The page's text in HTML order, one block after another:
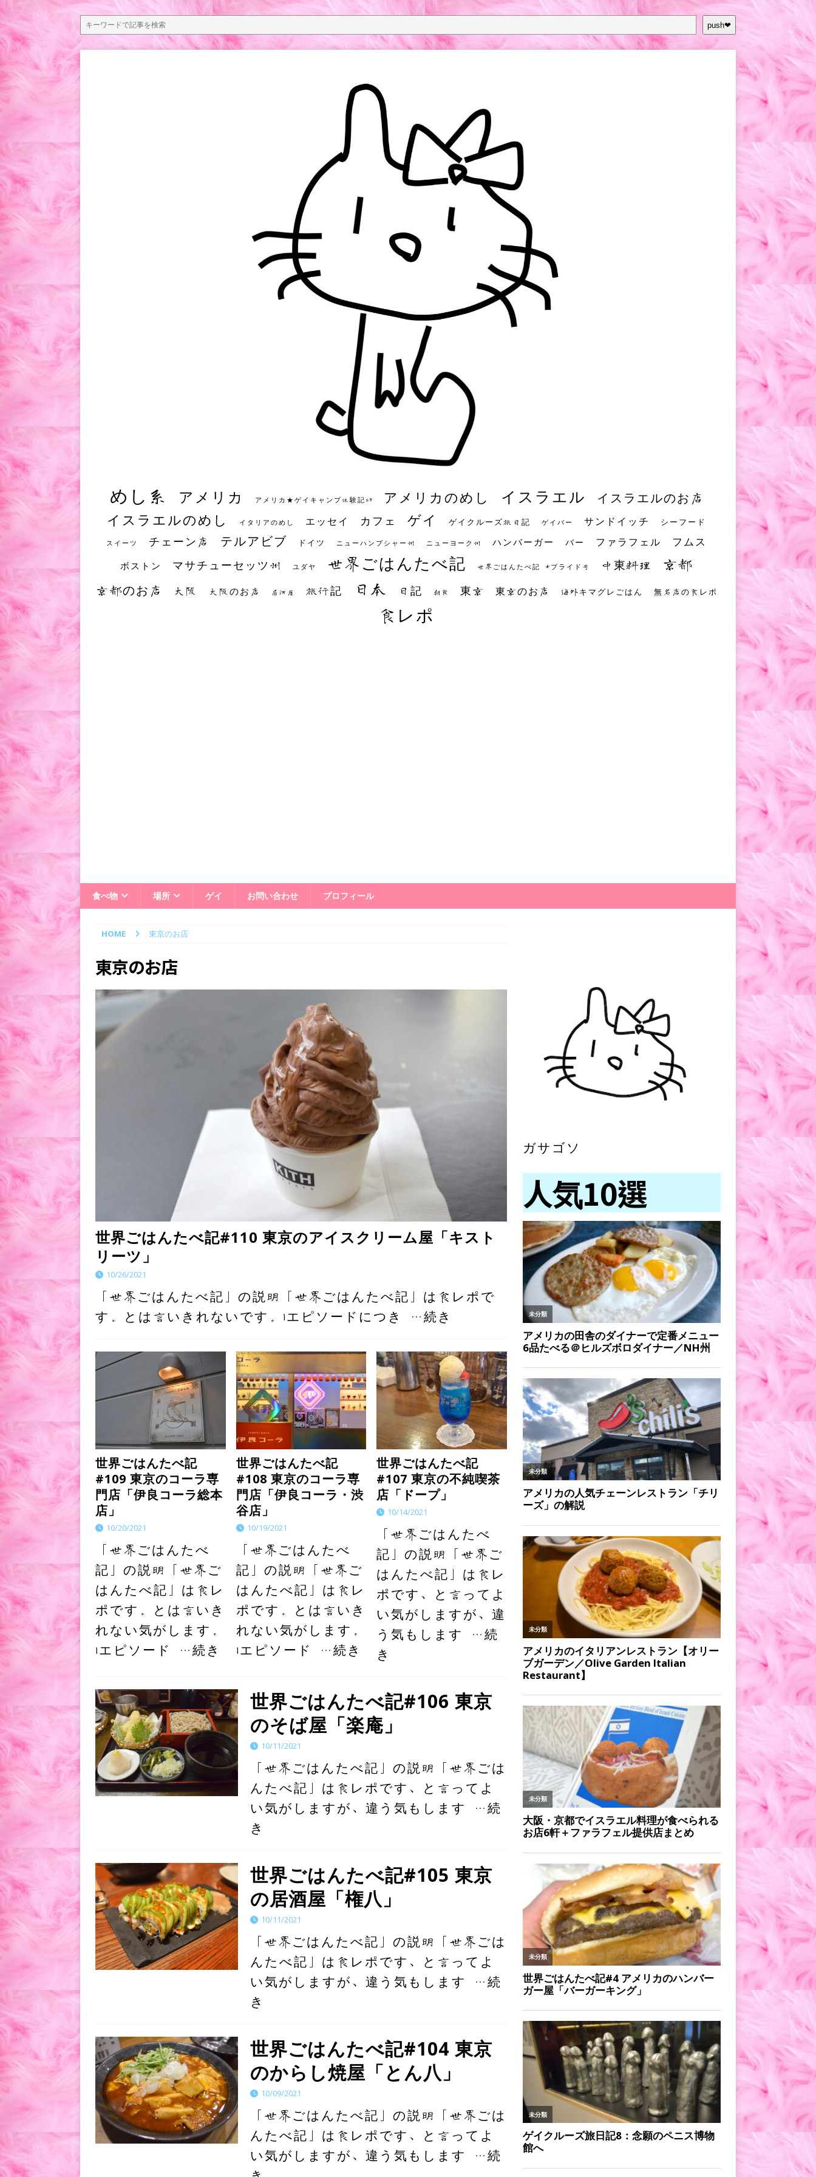
push❤︎
めし系 アメリカ アメリカ★ゲイキャンプ体験記S3 アメリカのめし イスラエル イスラエルのお店
イスラエルのめし イタリアのめし エッセイ カフェ ゲイ ゲイクルーズ旅日記 ゲイバー サンドイッチ シーフード
スイーツ チェーン店 テルアビブ ドイツ ニューハンプシャー州 ニューヨーク州 ハンバーガー バー ファラフェル フムス
ボストン マサチューセッツ州 ユダヤ 世界ごはんたべ記 世界ごはんたべ記 #プライド号 中東料理 京都
京都のお店 大阪 大阪のお店 居酒屋 旅行記 日本 日記 朝食 東京 東京のお店 海外キマグレごはん 無名店の食レポ
食レポ
食べ物 場所 ゲイ お問い合わせ プロフィール
HOME 東京のお店
東京のお店
世界ごはんたべ記#110 東京のアイスクリーム屋「キスト
リーツ」
10/26/2021
「世界ごはんたべ記」の説明「世界ごはんたべ記」は食レポで
す。とは言いきれないです。1エピソードにつき
…続き
世界ごはんたべ記
#109 東京のコーラ専
門店「伊良コーラ総本
店」
10/20/2021
「世界ごはんたべ
記」の説明「世界ご
はんたべ記」は食レ
ポです。とは言いき
れない気がします。
1エピソード
…続き
世界ごはんたべ記
#108 東京のコーラ専
門店「伊良コーラ・渋
谷店」
10/19/2021
「世界ごはんたべ
記」の説明「世界ご
はんたべ記」は食レ
ポです。とは言いき
れない気がします。
1エピソード
…続き
世界ごはんたべ記
#107 東京の不純喫茶
店「ドープ」
10/14/2021
「世界ごはんたべ
記」の説明「世界ご
はんたべ記」は食レ
ポです、と言ってよ
い気がしますが、違
う気もします
…続
き
世界ごはんたべ記#106 東京
のそば屋「楽庵」
10/11/2021
「世界ごはんたべ記」の説明「世界ごは
んたべ記」は食レポです、と言ってよ
い気がしますが、違う気もします
…続
き
世界ごはんたべ記#105 東京
の居酒屋「権八」
10/11/2021
「世界ごはんたべ記」の説明「世界ごは
んたべ記」は食レポです、と言ってよ
い気がしますが、違う気もします
…続
き
世界ごはんたべ記#104 東京
のからし焼屋「とん八」
10/09/2021
「世界ごはんたべ記」の説明「世界ごは
んたべ記」は食レポです、と言ってよ
い気がしますが、違う気もします
…続
ガサゴソ
人気10選